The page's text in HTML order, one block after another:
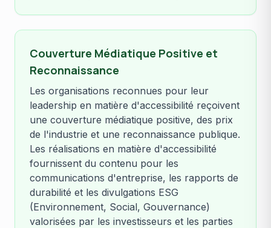
Couverture Médiatique Positive et
Reconnaissance
Les organisations reconnues pour leur
leadership en matière d'accessibilité reçoivent
une couverture médiatique positive, des prix
de l'industrie et une reconnaissance publique.
Les réalisations en matière d'accessibilité
fournissent du contenu pour les
communications d'entreprise, les rapports de
durabilité et les divulgations ESG
(Environnement, Social, Gouvernance)
valorisées par les investisseurs et les parties